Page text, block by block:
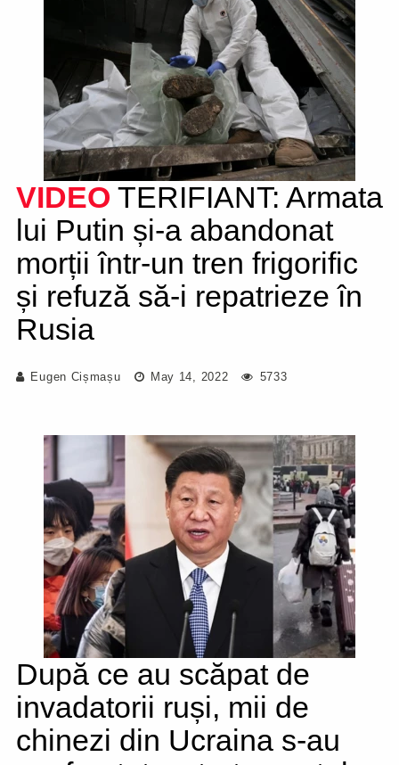
VIDEO TERIFIANT: Armata
lui Putin și-a abandonat
morții într-un tren frigorific
și refuză să-i repatrieze în
Rusia
Eugen Cișmașu May 14, 2022 5733
După ce au scăpat de
invadatorii ruși, mii de
chinezi din Ucraina s-au